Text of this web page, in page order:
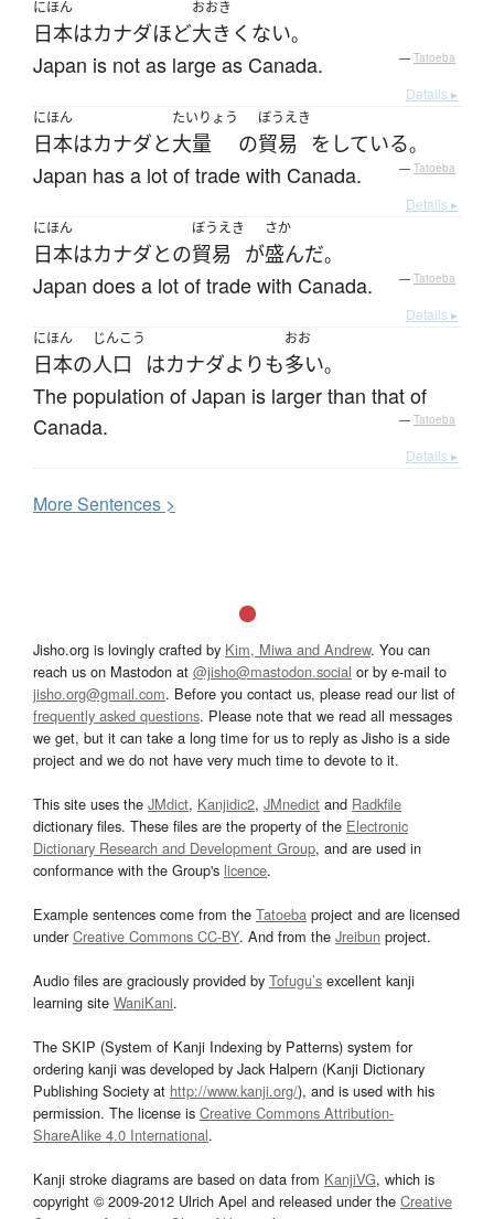
にほん
日本はカナダほど
おおき
大きくない。
Japan is not as large as Canada. — Tatoeba
Details ▸
にほん
日本はカナダと
たいりょう
大量 の
ぼうえき
貿易 を している。
Japan has a lot of trade with Canada. — Tatoeba
Details ▸
にほん
日本はカナダとの
ぼうえき
貿易 が
さか
盛んだ。
Japan does a lot of trade with Canada. — Tatoeba
Details ▸
にほん
日本の
じんこう
人口 はカナダよりも
おお
多い。
The population of Japan is larger than that of
Canada.
— Tatoeba
Details ▸
MoreSentences >
Jisho.org is lovingly crafted by Kim, Miwa and Andrew. You can
reach us on Mastodon at @jisho@mastodon.social or by e-mail to
jisho.org@gmail.com. Before you contact us, please read our list of
frequently asked questions. Please note that we read all messages
we get, but it can take a long time for us to reply as Jisho is a side
project and we do not have very much time to devote to it.
This site uses the JMdict, Kanjidic2, JMnedict and Radkfile
dictionary files. These files are the property of the Electronic
Dictionary Research and Development Group, and are used in
conformance with the Group's licence.
Example sentences come from the Tatoeba project and are licensed
underCreative Commons CC-BY. And from the Jreibun project.
Audio files are graciously provided by Tofugu’s excellent kanji
learning site WaniKani.
The SKIP (System of Kanji Indexing by Patterns) system for
ordering kanji was developed by Jack Halpern (Kanji Dictionary
Publishing Society at http://www.kanji.org/), and is used with his
permission. The license is Creative Commons Attribution-
ShareAlike 4.0 International.
Kanji stroke diagrams are based on data from KanjiVG, which is
copyright © 2009-2012 Ulrich Apel and released under the Creative